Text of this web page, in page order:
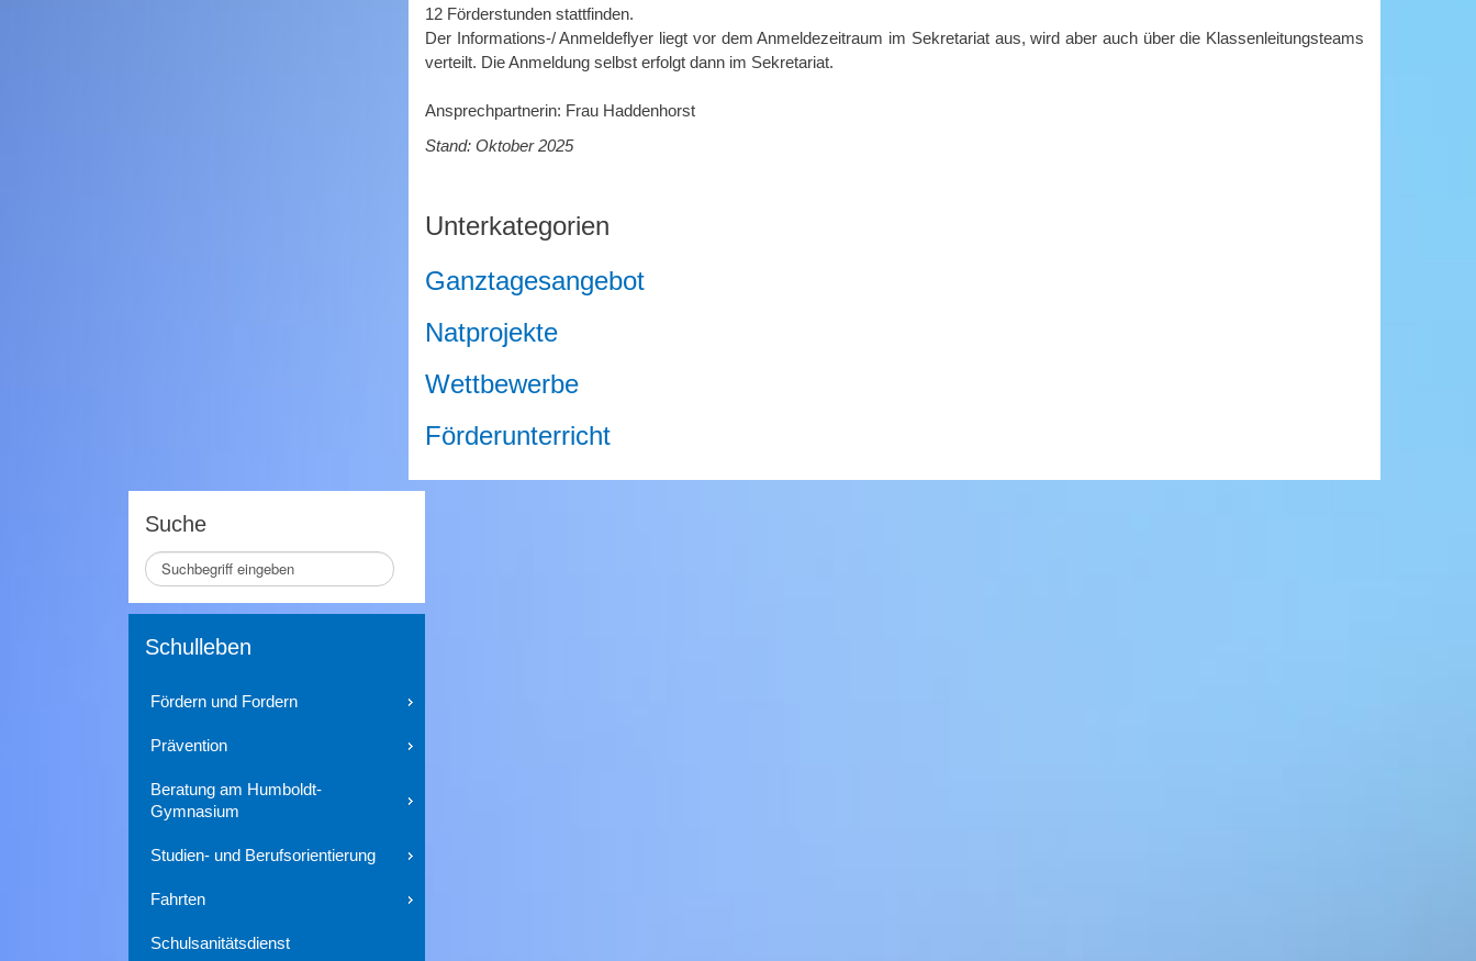
12 Förderstunden stattfinden.
Der Informations-/ Anmeldeflyer liegt vor dem Anmeldezeitraum im Sekretariat aus, wird aber auch über die Klassenleitungsteams
verteilt. Die Anmeldung selbst erfolgt dann im Sekretariat.
Ansprechpartnerin: Frau Haddenhorst
Stand: Oktober 2025
Unterkategorien
Ganztagesangebot
Natprojekte
Wettbewerbe
Förderunterricht
Suche
Seite
durchsuchen
Schulleben
Fördern und Fordern
Prävention
Beratung am Humboldt-
Gymnasium
Studien- und Berufsorientierung
Fahrten
Schulsanitätsdienst